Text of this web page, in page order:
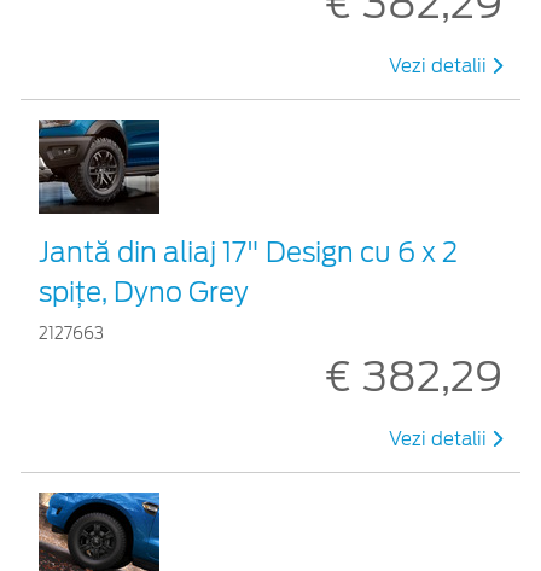
Vezi detalii
Jantă din aliaj 17" Design cu 6 x 2
spițe, Dyno Grey
2127663
€ 382,29
Vezi detalii